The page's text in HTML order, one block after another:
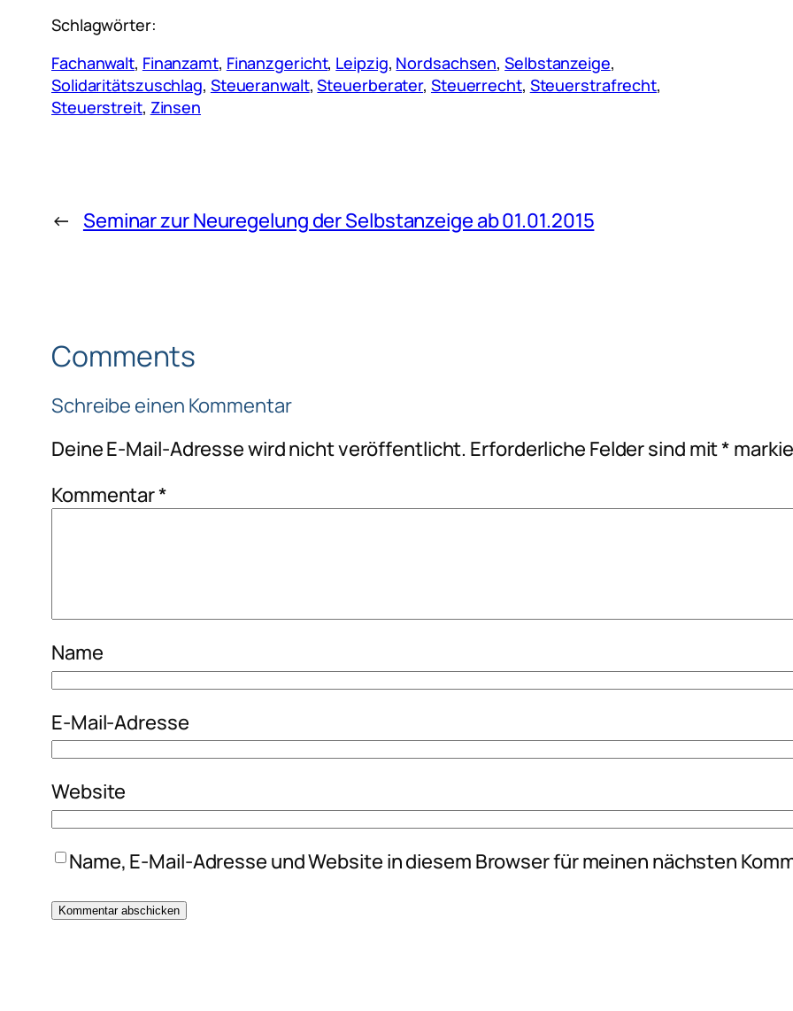
Schlagwörter:
Fachanwalt, Finanzamt, Finanzgericht, Leipzig, Nordsachsen, Selbstanzeige
Solidaritätszuschlag, Steueranwalt, Steuerberater, Steuerrecht, Steuerstrafrecht
Steuerstreit, Zinsen
← Seminar zur Neuregelung der Selbstanzeige ab 01.01.2015
Comments
Schreibe einen Kommentar
Deine E-Mail-Adresse wird nicht veröffentlicht. Erforderliche Felder sind mit*
Kommentar*
Name
E-Mail-Adresse
Website
Name, E-Mail-Adresse und Website in diesem Browser für meinen nächsten